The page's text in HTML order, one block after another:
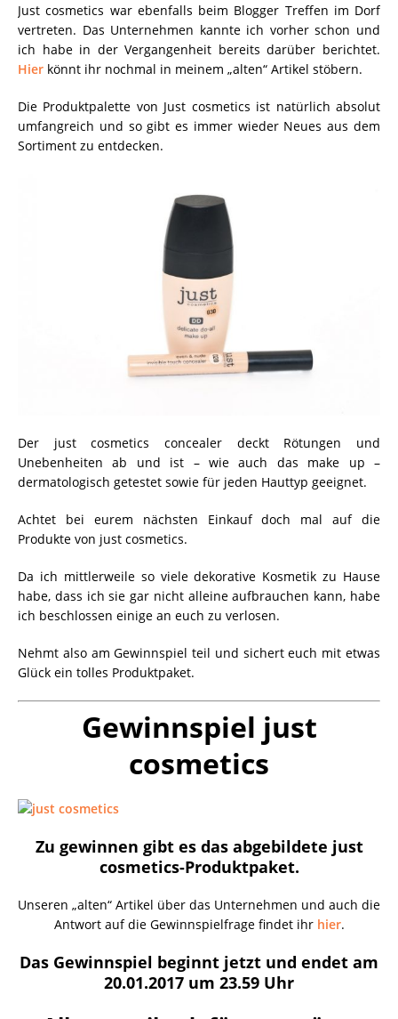
Just cosmetics war ebenfalls beim Blogger Treffen im Dorf
vertreten. Das Unternehmen kannte ich vorher schon und
ich habe in der Vergangenheit bereits darüber berichtet.
Hier könnt ihr nochmal in meinem „alten“ Artikel stöbern.
Die Produktpalette von Just cosmetics ist natürlich absolut
umfangreich und so gibt es immer wieder Neues aus dem
Sortiment zu entdecken.
Der just cosmetics concealer deckt Rötungen und
Unebenheiten ab und ist – wie auch das make up –
dermatologisch getestet sowie für jeden Hauttyp geeignet.
Achtet bei eurem nächsten Einkauf doch mal auf die
Produkte von just cosmetics.
Da ich mittlerweile so viele dekorative Kosmetik zu Hause
habe, dass ich sie gar nicht alleine aufbrauchen kann, habe
ich beschlossen einige an euch zu verlosen.
Nehmt also am Gewinnspiel teil und sichert euch mit etwas
Glück ein tolles Produktpaket.
Gewinnspiel just
cosmetics
Zu gewinnen gibt es das abgebildete just
cosmetics-Produktpaket.
Unseren „alten“ Artikel über das Unternehmen und auch die
Antwort auf die Gewinnspielfrage findet ihr hier.
Das Gewinnspiel beginnt jetzt und endet am
20.01.2017 um 23.59 Uhr